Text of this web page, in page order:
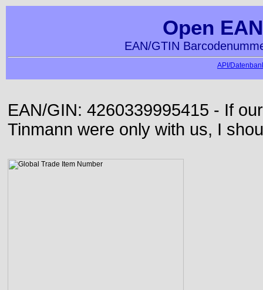
Open
EAN/GTIN
API/
EAN/GIN: 4260339995415 - If
Tinmann were only with us, I